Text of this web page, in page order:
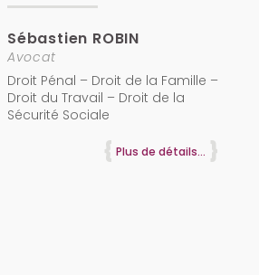
Sébastien ROBIN
Avocat
Droit Pénal – Droit de la Famille –
Droit du Travail – Droit de la
Sécurité Sociale
Plus de détails...